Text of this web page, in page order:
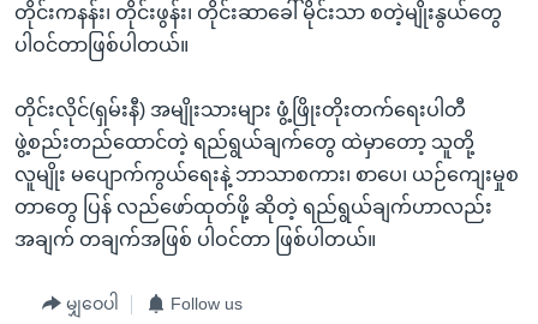
တိုင်းကနန်း၊ တိုင်းဖွန်း၊ တိုင်းဆာခေါ် မိုင်းသာ စတဲ့မျိုးနွယ်တွေ
ပါဝင်တာဖြစ်ပါတယ်။
တိုင်းလိုင်(ရှမ်းနီ) အမျိုးသားများ ဖွံ့ဖြိုးတိုးတက်ရေးပါတီ
ဖွဲ့စည်းတည်ထောင်တဲ့ ရည်ရွယ်ချက်တွေ ထဲမှာတော့ သူတို့
လူမျိုး မပျောက်ကွယ်ရေးနဲ့ ဘာသာစကား၊ စာပေ၊ ယဉ်ကျေးမှုစ
တာတွေ ပြန် လည်ဖော်ထုတ်ဖို့ ဆိုတဲ့ ရည်ရွယ်ချက်ဟာလည်း
အချက် တချက်အဖြစ် ပါဝင်တာ ဖြစ်ပါတယ်။
မျှဝေပါ Follow us